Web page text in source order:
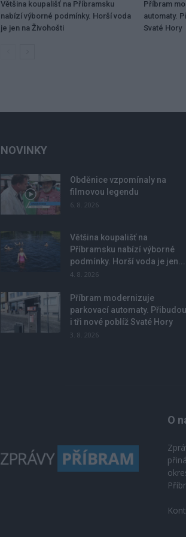
Většina koupališť na Příbramsku
nabízí výborné podmínky. Horší voda
je jen na Živohošti
Příbram
automaty.
Svaté Hory
NOVINKY
Obděnice vzpomínaly na
filmovou legendu
6. 8. 2026
Většina koupališť na
Příbramsku nabízí výborné
podmínky. Horší voda je jen...
4. 8. 2026
Příbram modernizuje
parkovací automaty. Přibudou
i tři nové poblíž Svaté Hory
3. 8. 2026
O